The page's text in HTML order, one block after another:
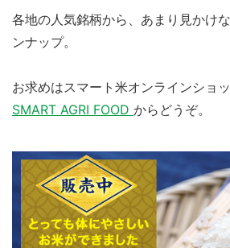
各地の人気銘柄から、あまり見かけ
ンナップ。
お求めはスマート米オンラインショ
SMART AGRI FOOD からどうぞ。